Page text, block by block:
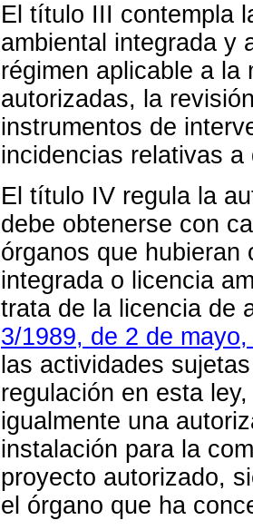
El título III contempla
ambiental integrada y
régimen aplicable a la
autorizadas, la
instrumentos de
incidencias relativas
El título IV regula la
debe obtenerse con
órganos que hubieran
integrada o licencia
trata de la licencia de
3/1989, de 2 de
las actividades
regulación en esta
igualmente una
instalación para la
proyecto autorizado,
el órgano que ha